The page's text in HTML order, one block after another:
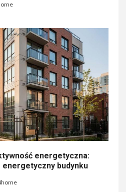
energetyczna:
energetyczny budynku